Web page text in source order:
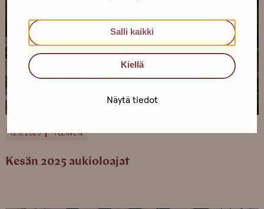
Salli kaikki
Kiellä
Näytä tiedot
12.6.2025 YLEINEN
Kesän 2025 aukioloajat